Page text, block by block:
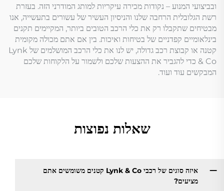
ובביצועי המנוע – נקודות מכירה עיקריות למותג המודרני הזה. בעזרת
רשת הגלובלית הרחבה שלנו והניסיון העשיר של עשורים בתעשייה, אנו
מבטיחים שתקבלו רק את כלי הרכב הטובים ביותר, המקיימים תקנים
בינלאומיים קפדניים של בטיחות ואיכות. בין אם אתם מכולה מקומית
קטנה או קבוצת רכב גדולה, יש לנו את כלי הרכב המושלמים של Lynk
& Co כדי להגביר את ההצעות שלכם ולשמור על הלקוחות שלכם
המבקשים עוד ועוד.
שאלות נפוצות
איזה סוגים של רכבי Lynk & Co קטנים משומשים אתם
מציעים?